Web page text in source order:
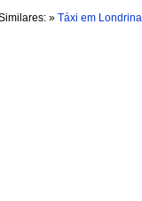
» Táxi em Londrina